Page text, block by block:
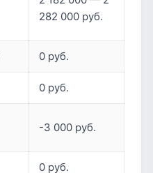
282 000 руб.
0 руб.
0 руб.
-3 000 руб.
0 руб.